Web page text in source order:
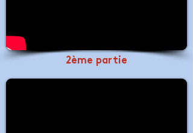
2ème partie